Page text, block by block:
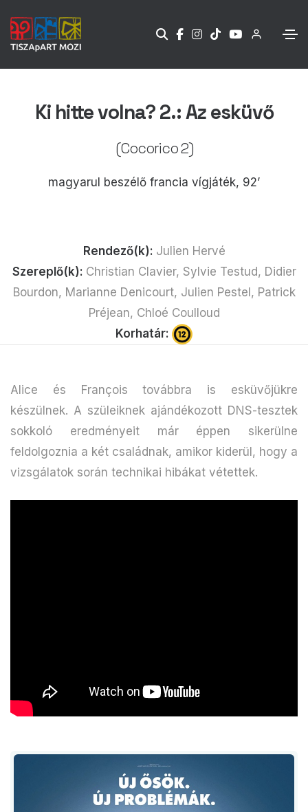
Ki hitte volna? 2.: Az esküvő
(Cocorico 2)
magyarul beszélő francia vígjáték, 92’
Rendező(k): Julien Hervé
Szereplő(k): Christian Clavier, Sylvie Testud, Didier
Bourdon, Marianne Denicourt, Julien Pestel, Patrick
Préjean, Chloé Coulloud
Korhatár:
Alice és François továbbra is esküvőjükre
készülnek. A szüleiknek ajándékozott DNS-tesztek
sokkoló eredményeit már éppen sikerülne
feldolgoznia a két családnak, amikor kiderül, hogy a
vizsgálatok során technikai hibákat vétettek.